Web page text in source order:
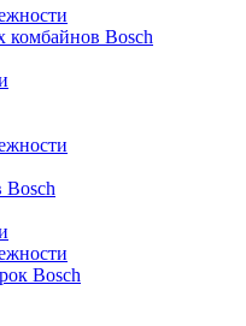
комбайнов Bosch
Bosch
Bosch